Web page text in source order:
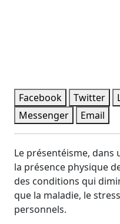
Facebook Twitter
Messenger
Email
Le présentéisme, dans
la présence physique
des conditions qui
que la maladie, le
personnels.